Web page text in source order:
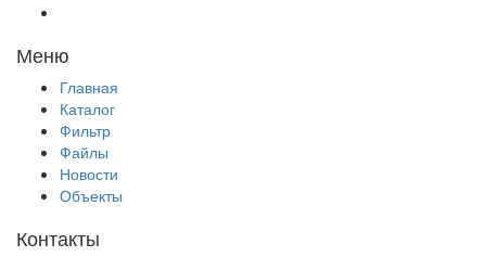
Меню
Главная
Каталог
Фильтр
Файлы
Новости
Объекты
Контакты